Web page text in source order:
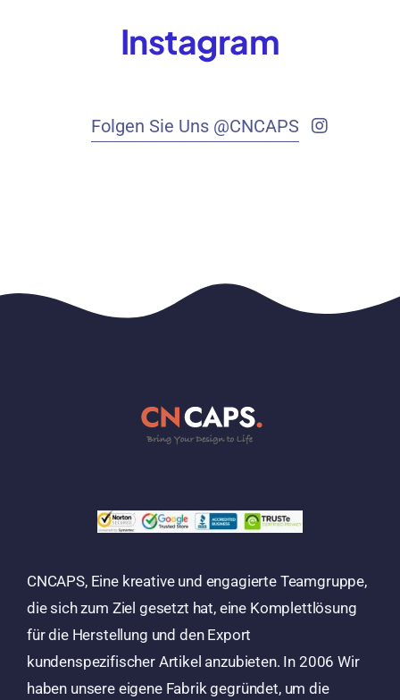
Instagram
Folgen Sie Uns @CNCAPS
CNCAPS, Eine kreative und engagierte Teamgruppe,
die sich zum Ziel gesetzt hat, eine Komplettlösung
für die Herstellung und den Export
kundenspezifischer Artikel anzubieten. In 2006 Wir
haben unsere eigene Fabrik gegründet, um die